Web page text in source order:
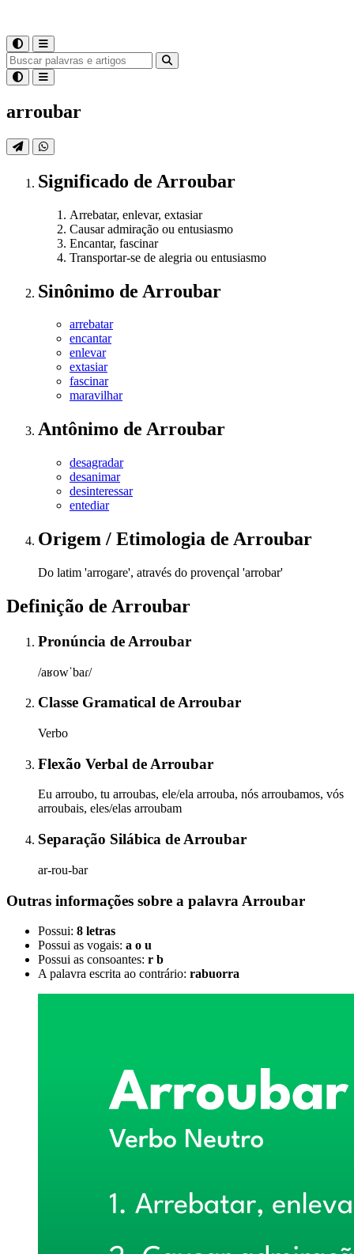
arroubar
Significado de Arroubar
Arrebatar, enlevar, extasiar
Causar admiração ou entusiasmo
Encantar, fascinar
Transportar-se de alegria ou entusiasmo
Sinônimo de Arroubar
arrebatar
encantar
enlevar
extasiar
fascinar
maravilhar
Antônimo de Arroubar
desagradar
desanimar
desinteressar
entediar
Origem / Etimologia de Arroubar
Do latim 'arrogare', através do provençal 'arrobar'
Definição de Arroubar
Pronúncia de Arroubar
/aʁowˈbaɾ/
Classe Gramatical deArroubar
Verbo
Flexão Verbal de Arroubar
Eu arroubo, tu arroubas, ele/ela arrouba, nós arroubamos, vós
arroubais, eles/elas arroubam
Separação Silábica de Arroubar
ar-rou-bar
Outras informações sobre a palavra Arroubar
Possui: 8 letras
Possui as vogais: a o u
Possui as consoantes: r b
A palavra escrita ao contrário: rabuorra